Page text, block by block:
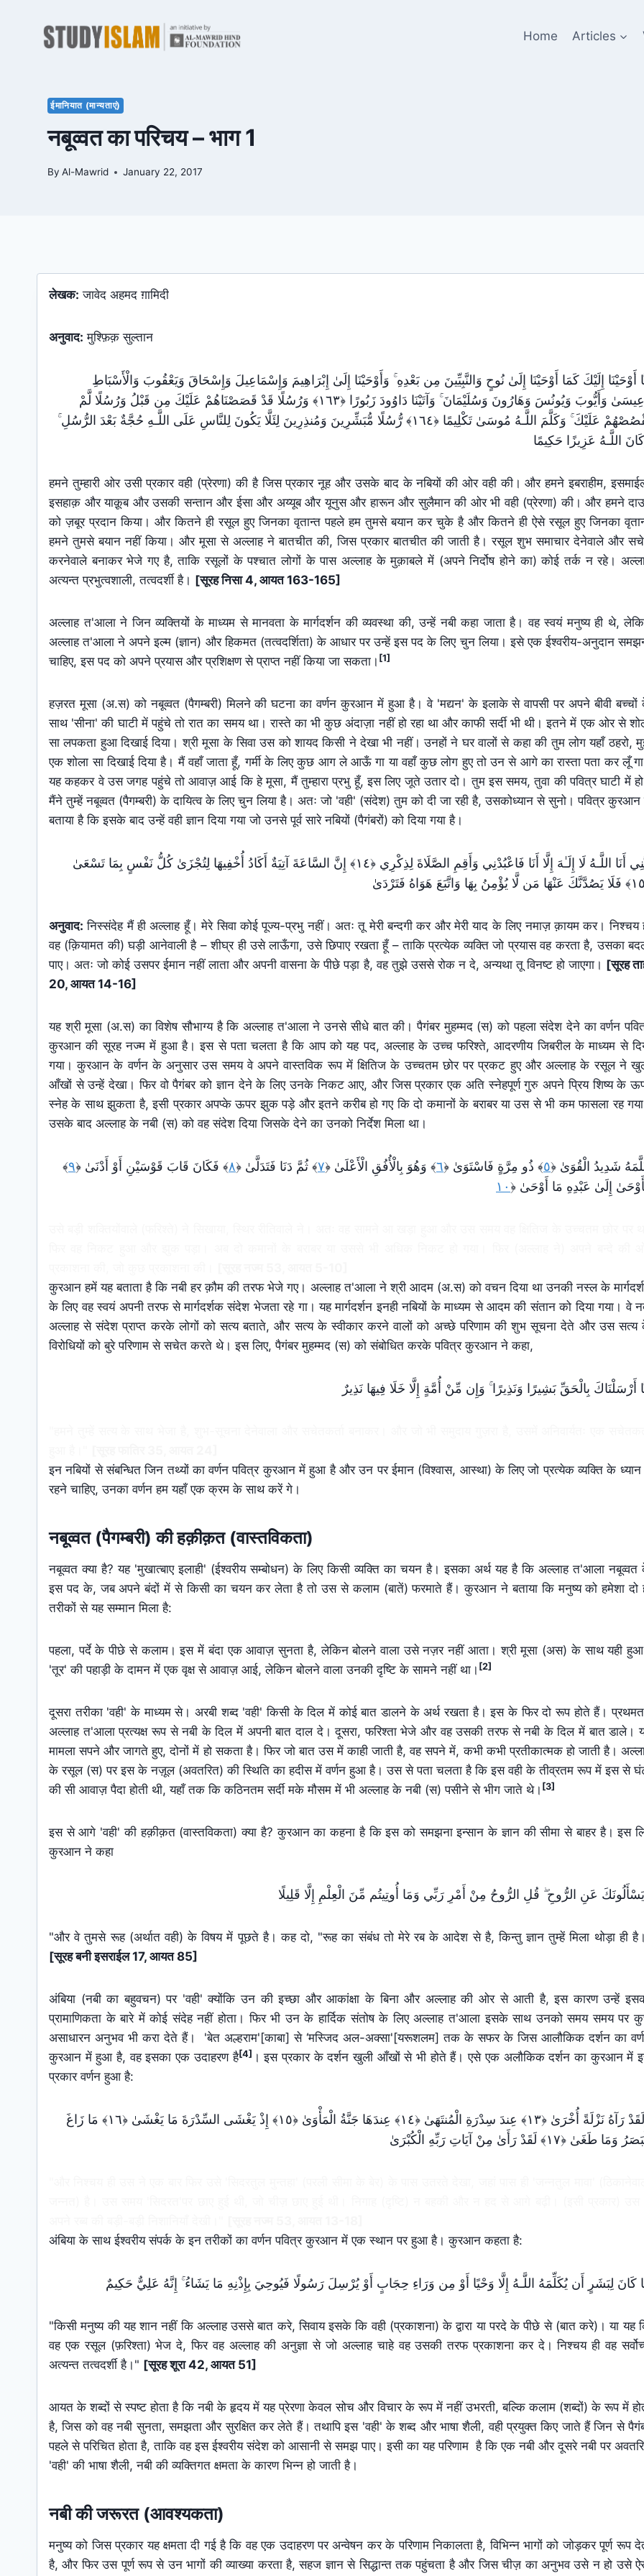
Home Articles
ईमानियात (मान्यताएं)
नबूव्वत का परिचय – भाग 1
By Al-Mawrid January 22, 2017
लेखक: जावेद अहमद ग़ामिदी
अनुवाद: मुश्फ़िक़ सुल्तान
أَوْحَيْنَا إِلَيْكَ كَمَا أَوْحَيْنَا إِلَىٰ نُوحٍ وَالنَّبِيِّينَ مِن بَعْدِهِ ۚ وَأَوْحَيْنَا إِلَىٰ إِبْرَ‌اهِيمَ وَإِسْمَاعِيلَ وَإِسْحَاقَ وَيَعْقُوبَ وَالْأَسْبَاطِ
وَعِيسَىٰ وَأَيُّوبَ وَيُونُسَ وَهَارُ‌ونَ وَسُلَيْمَانَ ۚ وَآتَيْنَا دَاوُودَ زَبُورً‌ا ﴿١٦٣﴾ وَرُ‌سُلًا قَدْ قَصَصْنَاهُمْ عَلَيْكَ مِن قَبْلُ وَرُ‌سُلًا لَّمْ
نَقْصُصْهُمْ عَلَيْكَ ۚ وَكَلَّمَ اللَّـهُ مُوسَىٰ تَكْلِيمًا ﴿١٦٤﴾ رُّ‌سُلًا مُّبَشِّرِ‌ينَ وَمُنذِرِ‌ينَ لِئَلَّا يَكُونَ لِلنَّاسِ عَلَى اللَّـهِ حُجَّةٌ بَعْدَ الرُّ‌سُلِ ۚ
اللَّـهُ عَزِيزًا حَكِيمًا
हमने तुम्हारी ओर उसी प्रकार वही (प्रेरणा) की है जिस प्रकार नूह और उसके बाद के नबियों की ओर वही की। और हमने इबराहीम,
इसहाक़ और याक़ूब और उसकी सन्तान और ईसा और अय्यूब और यूनुस और हारून और सुलैमान की ओर भी वही (प्रेरणा) की। और हमने
को ज़बूर प्रदान किया। और कितने ही रसूल हुए जिनका वृतान्त पहले हम तुमसे बयान कर चुके है और कितने ही ऐसे रसूल हुए जिनका
हमने तुमसे बयान नहीं किया। और मूसा से अल्लाह ने बातचीत की, जिस प्रकार बातचीत की जाती है। रसूल शुभ समाचार देनेवाले और
करनेवाले बनाकर भेजे गए है, ताकि रसूलों के पश्चात लोगों के पास अल्लाह के मुक़ाबले में (अपने निर्दोष होने का) कोई तर्क न रहे।
अत्यन्त प्रभुत्वशाली, तत्वदर्शी है। [सूरह निसा 4, आयत 163-165]
अल्लाह त'आला ने जिन व्यक्तियों के माध्यम से मानवता के मार्गदर्शन की व्यवस्था की, उन्हें नबी कहा जाता है। वह स्वयं मनुष्य ही थे,
अल्लाह त'आला ने अपने इल्म (ज्ञान) और हिकमत (तत्वदर्शिता) के आधार पर उन्हें इस पद के लिए चुन लिया। इसे एक ईश्वरीय-अनुदान
चाहिए, इस पद को अपने प्रयास और प्रशिक्षण से प्राप्त नहीं किया जा सकता। [1]
हज़रत मूसा (अ.स) को नबूव्वत (पैगम्बरी) मिलने की घटना का वर्णन कुरआन में हुआ है। वे 'मद्यन' के इलाके से वापसी पर अपने बीवी बच्चों
साथ 'सीना' की घाटी में पहुंचे तो रात का समय था। रास्ते का भी कुछ अंदाज़ा नहीं हो रहा था और काफी सर्दी भी थी। इतने में एक ओर से
सा लपकता हुआ दिखाई दिया। श्री मूसा के सिवा उस को शायद किसी ने देखा भी नहीं। उनहों ने घर वालों से कहा की तुम लोग यहाँ ठहरो,
एक शोला सा दिखाई दिया है। मैं वहाँ जाता हूँ, गर्मी के लिए कुछ आग ले आऊँ गा या वहाँ कुछ लोग हुए तो उन से आगे का रास्ता पता कर लूँ
यह कहकर वे उस जगह पहुंचे तो आवाज़ आई कि हे मूसा, मैं तुम्हारा प्रभु हूँ, इस लिए जूते उतार दो। तुम इस समय, तुवा की पवित्र घाटी में
मैंने तुम्हें नबूव्वत (पैगम्बरी) के दायित्व के लिए चुन लिया है। अतः जो 'वही' (संदेश) तुम को दी जा रही है, उसकोध्यान से सुनो। पवित्र
बताया है कि इसके बाद उन्हें वही ज्ञान दिया गया जो उनसे पूर्व सारे नबियों (पैगंबरों) को दिया गया है।
إِنَّنِي أَنَا اللَّـهُ لَا إِلَـٰهَ إِلَّا أَنَا فَاعْبُدْنِي وَأَقِمِ الصَّلَاةَ لِذِكْرِ‌ي ﴿١٤﴾ إِنَّ السَّاعَةَ آتِيَةٌ أَكَادُ أُخْفِيهَا لِتُجْزَىٰ كُلُّ نَفْسٍ بِمَا تَسْعَىٰ
अनुवाद: निस्संदेह मैं ही अल्लाह हूँ। मेरे सिवा कोई पूज्य-प्रभु नहीं। अतः तू मेरी बन्दगी कर और मेरी याद के लिए नमाज़ क़ायम कर। निश्चय
वह (क़ियामत की) घड़ी आनेवाली है – शीघ्र ही उसे लाऊँगा, उसे छिपाए रखता हूँ – ताकि प्रत्येक व्यक्ति जो प्रयास वह करता है, उसका
पाए। अतः जो कोई उसपर ईमान नहीं लाता और अपनी वासना के पीछे पड़ा है, वह तुझे उससे रोक न दे, अन्यथा तू विनष्ट हो जाएगा। [सूरह
20, आयत 14-16]
यह श्री मूसा (अ.स) का विशेष सौभाग्य है कि अल्लाह त'आला ने उनसे सीधे बात की। पैगंबर मुहम्मद (स) को पहला संदेश देने का वर्णन
कुरआन की सूरह नज्म में हुआ है। इस से पता चलता है कि आप को यह पद, अल्लाह के उच्च फरिश्ते, आदरणीय जिबरील के माध्यम से
गया। कुरआन के वर्णन के अनुसार उस समय वे अपने वास्तविक रूप में क्षितिज के उच्चतम छोर पर प्रकट हुए और अल्लाह के रसूल ने
आँखों से उन्हें देखा। फिर वो पैगंबर को ज्ञान देने के लिए उनके निकट आए, और जिस प्रकार एक अति स्नेहपूर्ण गुरु अपने प्रिय शिष्य के
स्नेह के साथ झुकता है, इसी प्रकार अपप्के ऊपर झुक पड़े और इतने करीब हो गए कि दो कमानों के बराबर या उस से भी कम फासला रह
उसके बाद अल्लाह के नबी (स) को वह संदेश दिया जिसके देने का उनको निर्देश मिला था।
شَدِيدُ الْقُوَىٰ ﴿٥﴾ ذُو مِرَّ‌ةٍ فَاسْتَوَىٰ ﴿٦﴾ وَهُوَ بِالْأُفُقِ الْأَعْلَىٰ ﴿٧﴾ ثُمَّ دَنَا فَتَدَلَّىٰ ﴿٨﴾ فَكَانَ قَابَ قَوْسَيْنِ أَوْ أَدْنَىٰ ﴿٩﴾
إِلَىٰ عَبْدِهِ مَا أَوْحَىٰ ﴿١٠
कुरआन हमें यह बताता है कि नबी हर क़ौम की तरफ भेजे गए। अल्लाह त'आला ने श्री आदम (अ.स) को वचन दिया था उनकी नस्ल के
के लिए वह स्वयं अपनी तरफ से मार्गदर्शक संदेश भेजता रहे गा। यह मार्गदर्शन इनही नबियों के माध्यम से आदम की संतान को दिया गया। वे
अल्लाह से संदेश प्राप्त करके लोगों को सत्य बताते, और सत्य के स्वीकार करने वालों को अच्छे परिणाम की शुभ सूचना देते और उस सत्य
विरोधियों को बुरे परिणाम से सचेत करते थे। इस लिए, पैगंबर मुहम्मद (स) को संबोधित करके पवित्र कुरआन ने कहा,
أَرْ‌سَلْنَاكَ بِالْحَقِّ بَشِيرً‌ا وَنَذِيرً‌اۚ
इन नबियों से संबन्धित जिन तथ्यों का वर्णन पवित्र कुरआन में हुआ है और उन पर ईमान (विश्वास, आस्था) के लिए जो प्रत्येक व्यक्ति के
रहने चाहिए, उनका वर्णन हम यहाँ एक क्रम के साथ करें गे।
नबूव्वत (पैगम्बरी) की हक़ीक़त (वास्तविकता)
नबूव्वत क्या है? यह 'मुखात्बाए इलाही' (ईश्वरीय सम्बोधन) के लिए किसी व्यक्ति का चयन है। इसका अर्थ यह है कि अल्लाह त'आला
इस पद के, जब अपने बंदों में से किसी का चयन कर लेता है तो उस से कलाम (बातें) फरमाते हैं। कुरआन ने बताया कि मनुष्य को हमेशा दो
तरीकों से यह सम्मान मिला है:
पहला, पर्दे के पीछे से कलाम। इस में बंदा एक आवाज़ सुनता है, लेकिन बोलने वाला उसे नज़र नहीं आता। श्री मूसा (अस) के साथ यही
'तूर' की पहाड़ी के दामन में एक वृक्ष से आवाज़ आई, लेकिन बोलने वाला उनकी दृष्टि के सामने नहीं था। [2]
दूसरा तरीका 'वही' के माध्यम से। अरबी शब्द 'वही' किसी के दिल में कोई बात डालने के अर्थ रखता है। इस के फिर दो रूप होते हैं।
अल्लाह त'आला प्रत्यक्ष रूप से नबी के दिल में अपनी बात दाल दे। दूसरा, फरिश्ता भेजे और वह उसकी तरफ से नबी के दिल में बात डाले।
मामला सपने और जागते हुए, दोनों में हो सकता है। फिर जो बात उस में काही जाती है, वह सपने में, कभी कभी प्रतीकात्मक हो जाती है।
के रसूल (स) पर इस के नज़ूल (अवतरित) की स्थिति का हदीस में वर्णन हुआ है। उस से पता चलता है कि इस वही के तीव्रतम रूप में इस से
की सी आवाज़ पैदा होती थी, यहाँ तक कि कठिनतम सर्दी मके मौसम में भी अल्लाह के नबी (स) पसीने से भीग जाते थे। [3]
इस से आगे 'वही' की हक़ीक़त (वास्तविकता) क्या है? कुरआन का कहना है कि इस को समझना इन्सान के ज्ञान की सीमा से बाहर है। इस
कुरआन ने कहा
عَنِ الرُّ‌وحِۖ قُلِ الرُّ‌وحُ مِنْ أَمْرِ‌ رَ‌بِّي وَمَا أُوتِيتُم مِّنَ الْعِلْمِ إِلَّا قَلِيلًا
"और वे तुमसे रूह (अर्थात वही) के विषय में पूछते है। कह दो, "रूह का संबंध तो मेरे रब के आदेश से है, किन्तु ज्ञान तुम्हें मिला थोड़ा ही
[सूरह बनी इसराईल 17, आयत 85]
अंबिया (नबी का बहुवचन) पर 'वही' क्योंकि उन की इच्छा और आकांक्षा के बिना और अल्लाह की ओर से आती है, इस कारण उन्हें
प्रामाणिकता के बारे में कोई संदेह नहीं होता। फिर भी उन के हार्दिक संतोष के लिए अल्लाह त'आला इसके साथ उनको समय समय पर
असाधारन अनुभव भी करा देते हैं। 'बेत अल्हराम'[काबा] से ‘मस्जिद अल-अक्सा'[यरूशलम] तक के सफर के जिस आलौकिक दर्शन का
कुरआन में हुआ है, वह इसका एक उदाहरण है[4] । इस प्रकार के दर्शन खुली आँखों से भी होते हैं। एसे एक अलौकिक दर्शन का कुरआन में
प्रकार वर्णन हुआ है:
وَلَقَدْ رَ‌آهُ نَزْلَةً أُخْرَ‌ىٰ ﴿١٣﴾ عِندَ سِدْرَ‌ةِ الْمُنتَهَىٰ ﴿١٤﴾ عِندَهَا جَنَّةُ الْمَأْوَىٰ ﴿١٥﴾ إِذْ يَغْشَى السِّدْرَ‌ةَ مَا يَغْشَىٰ ﴿١٦﴾ مَا زَاغَ
وَمَا طَغَىٰ ﴿١٧﴾ لَقَدْ رَ‌أَىٰ مِنْ آيَاتِ رَ‌بِّهِ الْكُبْرَ‌ىٰ
अंबिया के साथ ईश्वरीय संपर्क के इन तरीकों का वर्णन पवित्र कुरआन में एक स्थान पर हुआ है। कुरआन कहता है:
كَانَ لِبَشَرٍ‌ أَن يُكَلِّمَهُ اللَّـهُ إِلَّا وَحْيًا أَوْ مِن وَرَ‌اءِ حِجَابٍ أَوْ يُرْ‌سِلَ رَ‌سُولًا فَيُوحِيَ بِإِذْنِهِ مَا يَشَاءُۚ إِنَّهُ عَلِيٌّ حَكِيمٌ
"किसी मनुष्य की यह शान नहीं कि अल्लाह उससे बात करे, सिवाय इसके कि वही (प्रकाशना) के द्वारा या परदे के पीछे से (बात करे)। या यह
वह एक रसूल (फ़रिश्ता) भेज दे, फिर वह अल्लाह की अनुज्ञा से जो अल्लाह चाहे वह उसकी तरफ प्रकाशना कर दे। निश्चय ही वह
अत्यन्त तत्वदर्शी है।" [सूरह शूरा 42, आयत 51]
आयत के शब्दों से स्पष्ट होता है कि नबी के हृदय में यह प्रेरणा केवल सोच और विचार के रूप में नहीं उभरती, बल्कि कलाम (शब्दों) के रूप में
है, जिस को वह नबी सुनता, समझता और सुरक्षित कर लेते हैं। तथापि इस 'वही' के शब्द और भाषा शैली, वही प्रयुक्त किए जाते हैं जिन से
पहले से परिचित होता है, ताकि वह इस ईश्वरीय संदेश को आसानी से समझ पाए। इसी का यह परिणाम है कि एक नबी और दूसरे नबी पर
'वही' की भाषा शैली, नबी की व्यक्तिगत क्षमता के कारण भिन्न हो जाती है।
नबी की जरूरत (आवश्यकता)
मनुष्य को जिस प्रकार यह क्षमता दी गई है कि वह एक उदाहरण पर अन्वेषन कर के परिणाम निकालता है, विभिन्न भागों को जोड़कर पूर्ण रूप
है, और फिर उस पूर्ण रूप से उन भागों की व्याख्या करता है, सहज ज्ञान से सिद्धान्त तक पहुंचता है और जिस चीज़ का अनुभव उसे न हो उसे